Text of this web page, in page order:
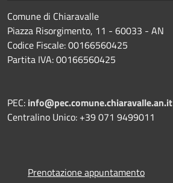
Comune di Chiaravalle
Piazza Risorgimento, 11 - 60033 - AN
Codice Fiscale: 00166560425
Partita IVA: 00166560425
PEC: info@pec.comune.chiaravalle.an.it
Centralino Unico: +39 071 9499011
Prenotazione appuntamento